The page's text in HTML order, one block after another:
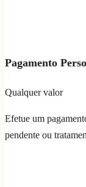
Pagamento
Qualquer valor
Efetue um
pendente ou